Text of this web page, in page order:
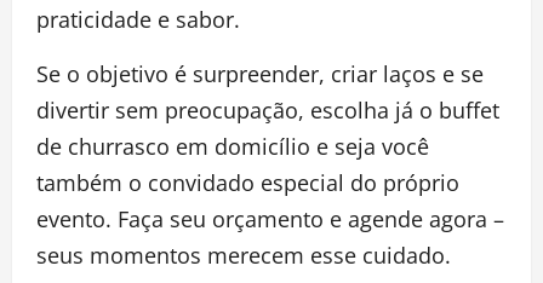
praticidade e sabor.
Se o objetivo é surpreender, criar laços e se
divertir sem preocupação, escolha já o buffet
de churrasco em domicílio e seja você
também o convidado especial do próprio
evento. Faça seu orçamento e agende agora –
seus momentos merecem esse cuidado.